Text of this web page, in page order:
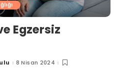
Egzersiz
8 Nisan 2024